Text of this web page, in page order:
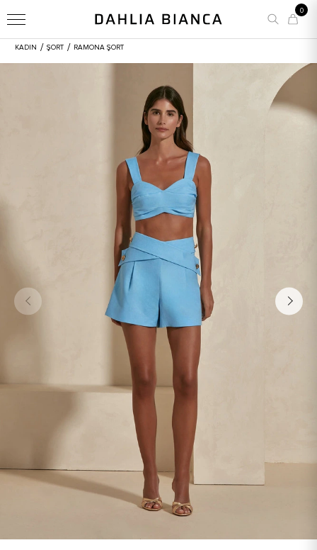
0
KADIN / ŞORT / RAMONA ŞORT